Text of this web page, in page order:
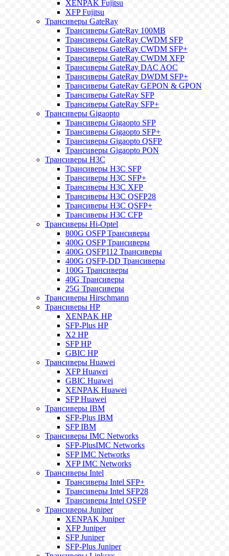
XENPAK Fujitsu
XFP Fujitsu
Трансиверы GateRay
Трансиверы GateRay 100MB
Трансиверы GateRay CWDM SFP
Трансиверы GateRay CWDM SFP+
Трансиверы GateRay CWDM XFP
Трансиверы GateRay DAC AOC
Трансиверы GateRay DWDM SFP+
Трансиверы GateRay GEPON & GPON
Трансиверы GateRay SFP
Трансиверы GateRay SFP+
Трансиверы Gigaopto
Трансиверы Gigaopto SFP
Трансиверы Gigaopto SFP+
Трансиверы Gigaopto QSFP
Трансиверы Gigaopto PON
Трансиверы H3C
Трансиверы H3C SFP
Трансиверы H3C SFP+
Трансиверы H3C XFP
Трансиверы H3C QSFP28
Трансиверы H3C QSFP+
Трансиверы H3C CFP
Трансиверы Hi-Optel
800G OSFP Трансиверы
400G OSFP Трансиверы
400G QSFP112 Трансиверы
400G QSFP-DD Трансиверы
100G Трансиверы
40G Трансиверы
25G Трансиверы
Трансиверы Hirschmann
Трансиверы HP
XENPAK HP
SFP-Plus HP
X2 HP
SFP HP
GBIC HP
Трансиверы Huawei
XFP Huawei
GBIC Huawei
XENPAK Huawei
SFP Huawei
Трансиверы IBM
SFP-Plus IBM
SFP IBM
Трансиверы IMC Networks
SFP-PlusIMC Networks
SFP IMC Networks
XFP IMC Networks
Трансиверы Intel
Трансиверы Intel SFP+
Трансиверы Intel SFP28
Трансиверы Intel QSFP
Трансиверы Juniper
XENPAK Juniper
XFP Juniper
SFP Juniper
SFP-Plus Juniper